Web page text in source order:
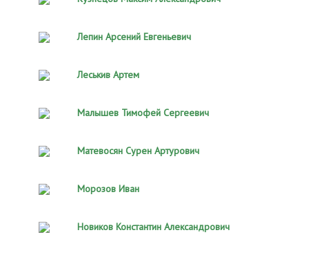
Лепин Арсений Евгеньевич
Леськив Артем
Малышев Тимофей Сергеевич
Матевосян Сурен Артурович
Морозов Иван
Новиков Константин Александрович